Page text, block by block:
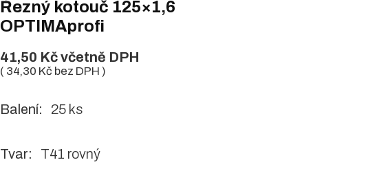
Řezný kotouč 125×1,6
OPTIMAprofi
41,50 Kčvčetně DPH
( 34,30 Kč bez DPH )
Balení: 25 ks
Tvar: T41 rovný